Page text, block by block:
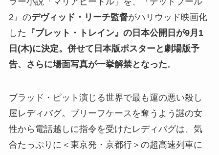
2』のデヴィッド・リーチ監督がハリウッド映画化
した 『ブレット・トレイン』の日本公開日が9月1
日(木)に決定。併せて日本版ポスターと劇場版予
告、さらに場面写真が一挙解禁となった。
ブラッド・ピット演じる世界で最も運の悪い殺し
屋レディバグ。ブリーフケースを奪うよう謎の女
性から電話越しに指令を受けたレディバグは、気
合たっぷりに＜東京発・京都行＞の超高速列車に